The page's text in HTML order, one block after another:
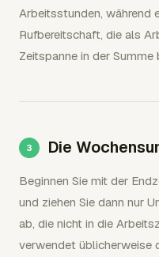
Arbeitsstunden, während
Rufbereitschaft, die als
Zeitspanne in der Summe
Die
Beginnen Sie mit der
und ziehen Sie dann nur
ab, die nicht in die
verwendet üblicherweise